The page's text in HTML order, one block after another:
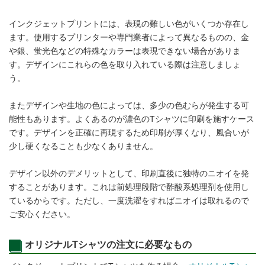
インクジェットプリントには、表現の難しい色がいくつか存在し
ます。使用するプリンターや専門業者によって異なるものの、金
や銀、蛍光色などの特殊なカラーは表現できない場合がありま
す。デザインにこれらの色を取り入れている際は注意しましょ
う。
またデザインや生地の色によっては、多少の色むらが発生する可
能性もあります。よくあるのが濃色のTシャツに印刷を施すケース
です。デザインを正確に再現するため印刷が厚くなり、風合いが
少し硬くなることも少なくありません。
デザイン以外のデメリットとして、印刷直後に独特のニオイを発
することがあります。これは前処理段階で酢酸系処理剤を使用し
ているからです。ただし、一度洗濯をすればニオイは取れるので
ご安心ください。
オリジナルTシャツの注文に必要なもの